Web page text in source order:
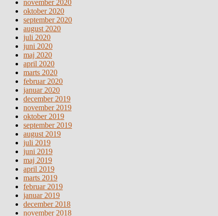
november 2020
oktober 2020
september 2020
august 2020
juli 2020
juni 2020
maj 2020
april 2020
marts 2020
februar 2020
januar 2020
december 2019
november 2019
oktober 2019
september 2019
august 2019
juli 2019
juni 2019
maj 2019
april 2019
marts 2019
februar 2019
januar 2019
december 2018
november 2018